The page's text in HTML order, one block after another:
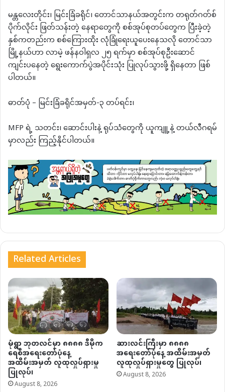
မန္တလေးတိုင်း၊ မြင်းခြံခရိုင်၊ တောင်သာနယ်အတွင်းက တရုတ်ဂတ်စ်
ပိုက်လိုင်း ဖြတ်သန်းတဲ့ နေရာတွေကို စစ်အုပ်စုတပ်တွေက ပြီးခဲ့တဲ့
နှစ်ကတည်းက စစ်ကြေားထိုး လုံခြုံရေးယူပေးနေသလို တောင်သာ
မြို့နယ်ဟာ လာမဲ့ ဖန်နဝါရှလ ၂၅ ရက်မှာ စစ်အုပ်စုဦးဆောင်
ကျင်းပနေတဲ့ ရွေးကောက်ပွဲအပိုင်းသုံး ပြုလုပ်သွားဖို့ ရှိနေတာ ဖြစ်
ပါတယ်။
ဓာတ်ပုံ – မြင်းခြံခရိုင်အမှတ်-၃ တပ်ရင်း၊
MFP ရဲ့ သတင်း၊ ဆောင်းပါးနဲ့ ရုပ်သံတွေကို ယူကျူ့နဲ့ တယ်လီဂရမ်
မှာလည်း ကြည့်နိုင်ပါတယ်။
Related Articles
မုံရွာ ဘုတလင်မှာ ၈၈၈၈ ဒီမိုက
ရေစီအရေးတော်ပုံနေ့
အထိမ်းအမှတ် လူထုလှုပ်ရှားမှု
ပြုလုပ်၊
August 8, 2026
ဆားလင်းကြီးမှာ ၈၈၈၈
အရေးတော်ပုံနေ့ အထိမ်းအမှတ်
လူထုလှုပ်ရှားမှုတွေ ပြုလုပ်၊
August 8, 2026